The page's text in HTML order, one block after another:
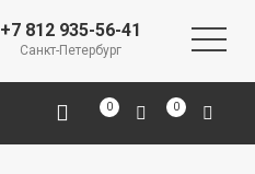
+7 812 935-56-41
Санкт-Петербург
0 0